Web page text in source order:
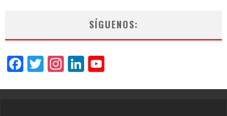
SÍGUENOS:
Facebook
Twitter
Instagram
LinkedIn